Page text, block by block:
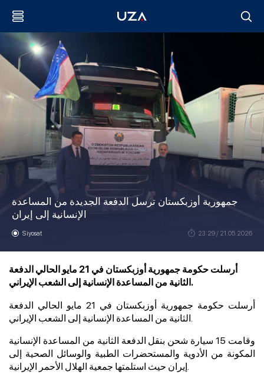
جمهورية أوزبكستان ترسل الدفعة الجديدة من المساعدة
الإنسانية إلى إيران
Siyosat 23:29 / 21.05.2026
أرسلت حكومة جمهورية أوزبكستان في 21 مايو الحالي الدفعة
الثانية من المساعدة الإنسانية إلى الشعب الإيراني.
أرسلت حكومة جمهورية أوزبكستان في 21 مايو الحالي الدفعة
الثانية من المساعدة الإنسانية إلى الشعب الإيراني.
وقامت 15 سيارة شحن بنقل الدفعة الثانية من المساعدة الإنسانية
المكونة من الأدوية والمستحضرات الطبية والوسائل الصحية إلى
إيران حيث استلمتها جمعية الهلال الأحمر الإيرانية.